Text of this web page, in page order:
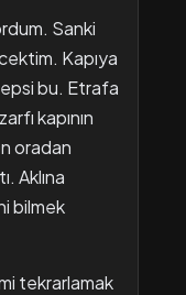
Sanki
Kapıya
bu. Etrafa
kapının
oradan
Aklına
bilmek
tekrarlamak